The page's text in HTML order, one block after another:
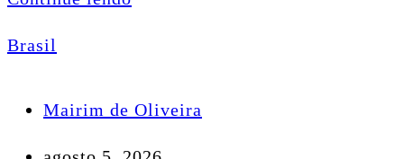
Brasil
Mairim de Oliveira